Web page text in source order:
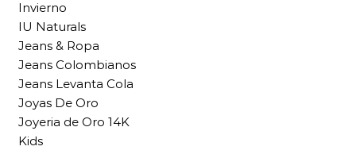
Invierno
IU Naturals
Jeans & Ropa
Jeans Colombianos
Jeans Levanta Cola
Joyas De Oro
Joyeria de Oro 14K
Kids